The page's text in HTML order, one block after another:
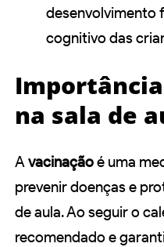
desenvolvimento
cognitivo das
na sala de
Avacinaçãoé uma
prevenir doenças e
de aula. Ao seguir o
recomendado e